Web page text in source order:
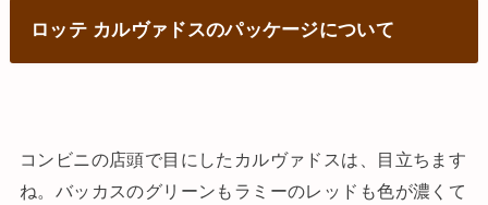
ロッテ カルヴァドスのパッケージについて
コンビニの店頭で目にしたカルヴァドスは、目立ちます
ね。バッカスのグリーンもラミーのレッドも色が濃くて